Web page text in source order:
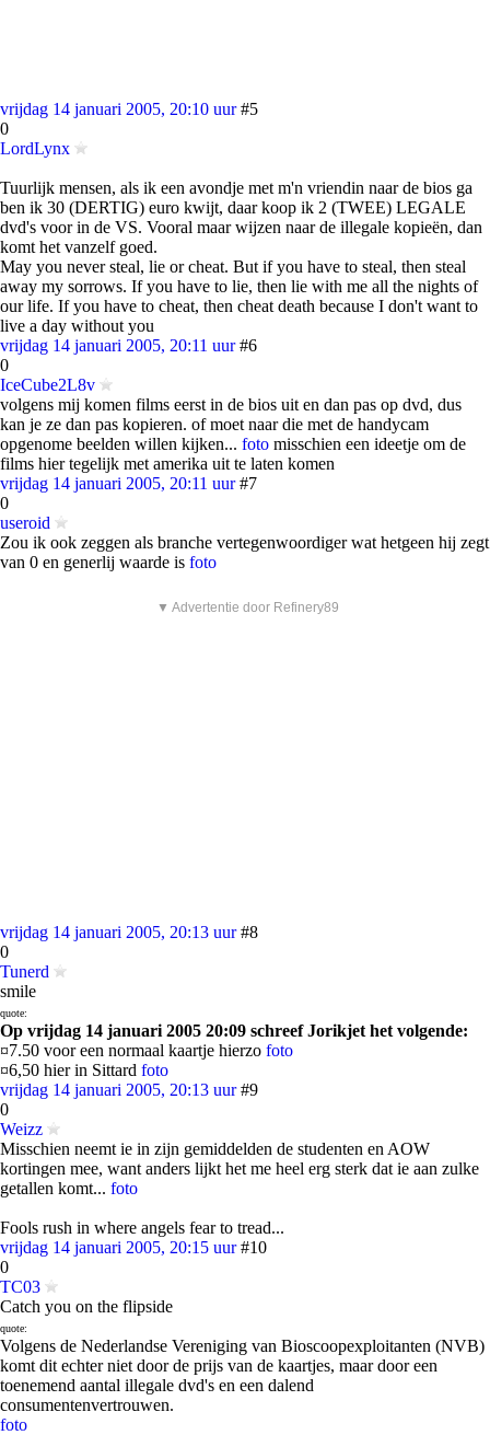
vrijdag 14 januari 2005, 20:10 uur #5
0
LordLynx
Tuurlijk mensen, als ik een avondje met m'n vriendin naar de bios ga
ben ik 30 (DERTIG) euro kwijt, daar koop ik 2 (TWEE) LEGALE
dvd's voor in de VS. Vooral maar wijzen naar de illegale kopieën, dan
komt het vanzelf goed.
May you never steal, lie or cheat. But if you have to steal, then steal
away my sorrows. If you have to lie, then lie with me all the nights of
our life. If you have to cheat, then cheat death because I don't want to
live a day without you
vrijdag 14 januari 2005, 20:11 uur #6
0
IceCube2L8v
volgens mij komen films eerst in de bios uit en dan pas op dvd, dus
kan je ze dan pas kopieren. of moet naar die met de handycam
opgenome beelden willen kijken... foto misschien een ideetje om de
films hier tegelijk met amerika uit te laten komen
vrijdag 14 januari 2005, 20:11 uur #7
0
useroid
Zou ik ook zeggen als branche vertegenwoordiger wat hetgeen hij zegt
van 0 en generlij waarde is foto
▼ Advertentie door Refinery89
vrijdag 14 januari 2005, 20:13 uur #8
0
Tunerd
smile
quote:
Op vrijdag 14 januari 2005 20:09 schreef Jorikjet het volgende:
¤7.50 voor een normaal kaartje hierzo foto
¤6,50 hier in Sittard foto
vrijdag 14 januari 2005, 20:13 uur #9
0
Weizz
Misschien neemt ie in zijn gemiddelden de studenten en AOW
kortingen mee, want anders lijkt het me heel erg sterk dat ie aan zulke
getallen komt... foto
Fools rush in where angels fear to tread...
vrijdag 14 januari 2005, 20:15 uur #10
0
TC03
Catch you on the flipside
quote:
Volgens de Nederlandse Vereniging van Bioscoopexploitanten (NVB)
komt dit echter niet door de prijs van de kaartjes, maar door een
toenemend aantal illegale dvd's en een dalend
consumentenvertrouwen.
foto